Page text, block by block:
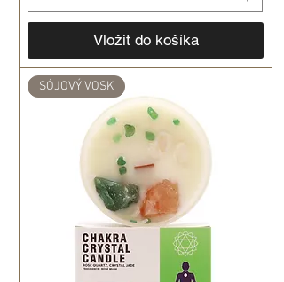
Vložiť do košíka
SÓJOVÝ VOSK